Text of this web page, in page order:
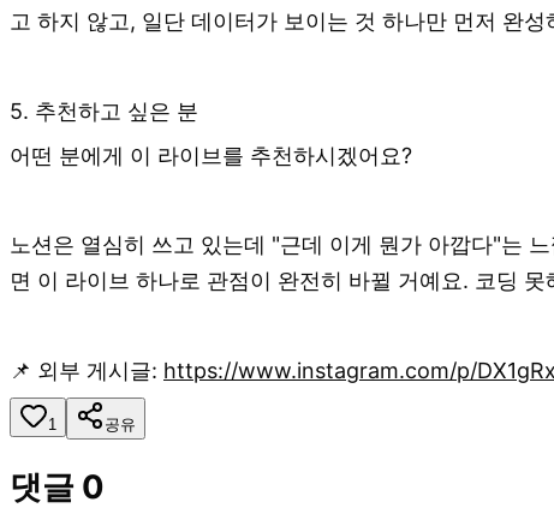
고 하지 않고, 일단 데이터가 보이는 것 하나만 먼저 완성
5. 추천하고 싶은 분
어떤 분에게 이 라이브를 추천하시겠어요?
노션은 열심히 쓰고 있는데 "근데 이게 뭔가 아깝다"는
면 이 라이브 하나로 관점이 완전히 바뀔 거예요. 코딩
📌 외부 게시글: https://www.instagram.com/p/
1 공유
댓글 0